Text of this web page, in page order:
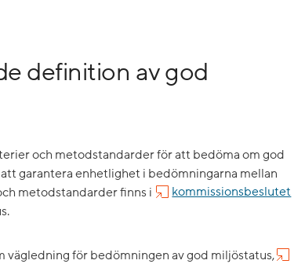
definition av god
och metodstandarder för att bedöma om god
garantera enhetlighet i bedömningarna mellan
metodstandarder finns i
kommissionsbeslutet
vägledning för bedömningen av god miljöstatus,